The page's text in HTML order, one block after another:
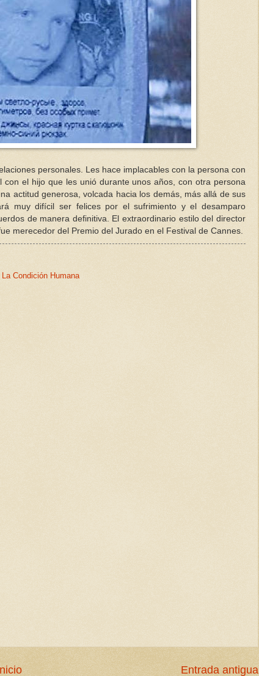
personales. Les hace implacables con la persona con
el hijo que les unió durante unos años, con otra persona
actitud generosa, volcada hacia los demás, más allá de sus
muy difícil ser felices por el sufrimiento y el desamparo
de manera definitiva. El extraordinario estilo del director
merecedor del Premio del Jurado en el Festival de Cannes.
La Condición Humana
Entrada antigua